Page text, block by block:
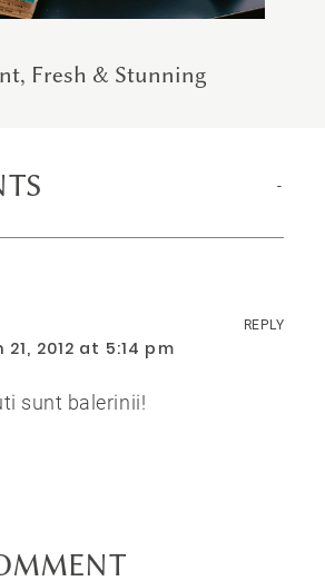
Fresh & Stunning
2012 at 5:14 pm
REPLY
sunt balerinii!